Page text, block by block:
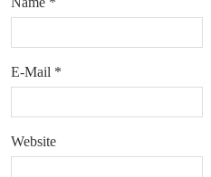
E-Mail *
Website